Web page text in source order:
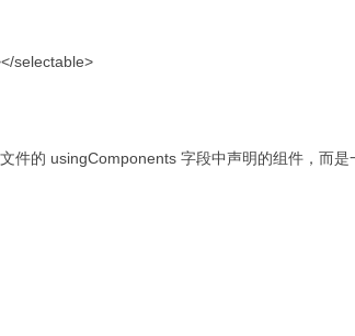
selectable>
件的 usingComponents 字段中声明的组件，而